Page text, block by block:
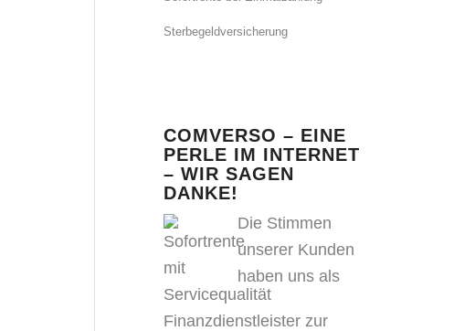
Sterbegeldversicherung
COMVERSO – EINE
PERLE IM INTERNET
– WIR SAGEN
DANKE!
Die Stimmen
unserer Kunden
haben uns als
Finanzdienstleister zur